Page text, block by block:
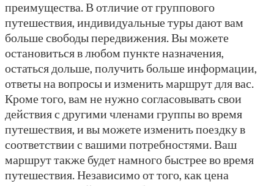
преимущества. В отличие от группового
путешествия, индивидуальные туры дают вам
больше свободы передвижения. Вы можете
остановиться в любом пункте назначения,
остаться дольше, получить больше информации,
ответы на вопросы и изменить маршрут для вас.
Кроме того, вам не нужно согласовывать свои
действия с другими членами группы во время
путешествия, и вы можете изменить поездку в
соответствии с вашими потребностями. Ваш
маршрут также будет намного быстрее во время
путешествия. Независимо от того, как цена